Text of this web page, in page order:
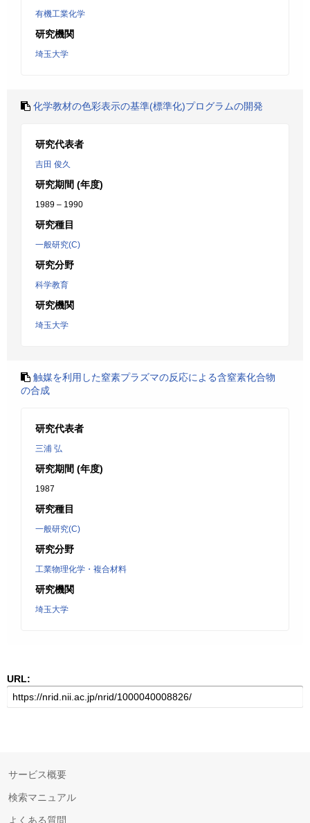
有機工業化学
研究機関
埼玉大学
化学教材の色彩表示の基準(標準化)プログラムの開発
研究代表者
吉田 俊久
研究期間 (年度)
1989 – 1990
研究種目
一般研究(C)
研究分野
科学教育
研究機関
埼玉大学
触媒を利用した窒素プラズマの反応による含窒素化合物
の合成
研究代表者
三浦 弘
研究期間 (年度)
1987
研究種目
一般研究(C)
研究分野
工業物理化学・複合材料
研究機関
埼玉大学
URL:
サービス概要
検索マニュアル
よくある質問